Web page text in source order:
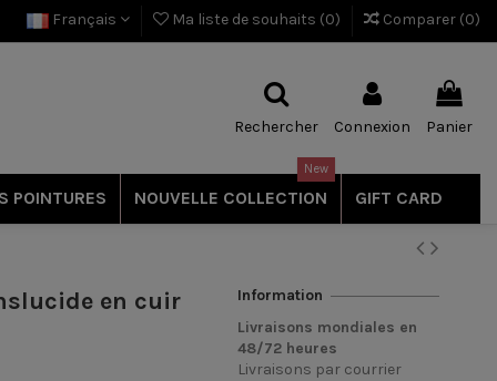
Français Ma liste de souhaits (0) Comparer (0)
Rechercher Connexion Panier
POINTURES NOUVELLE COLLECTION
New
GIFT CARD
en cuir
Information
Livraisons mondiales en
48/72 heures
Livraisons par courrier